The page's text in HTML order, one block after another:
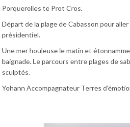
Porquerolles te Prot Cros.
Départ de la plage de Cabasson pour
présidentiel.
Une mer houleuse le matin et
baignade. Le parcours entre plages de
sculptés.
Yohann Accompagnateur Terres